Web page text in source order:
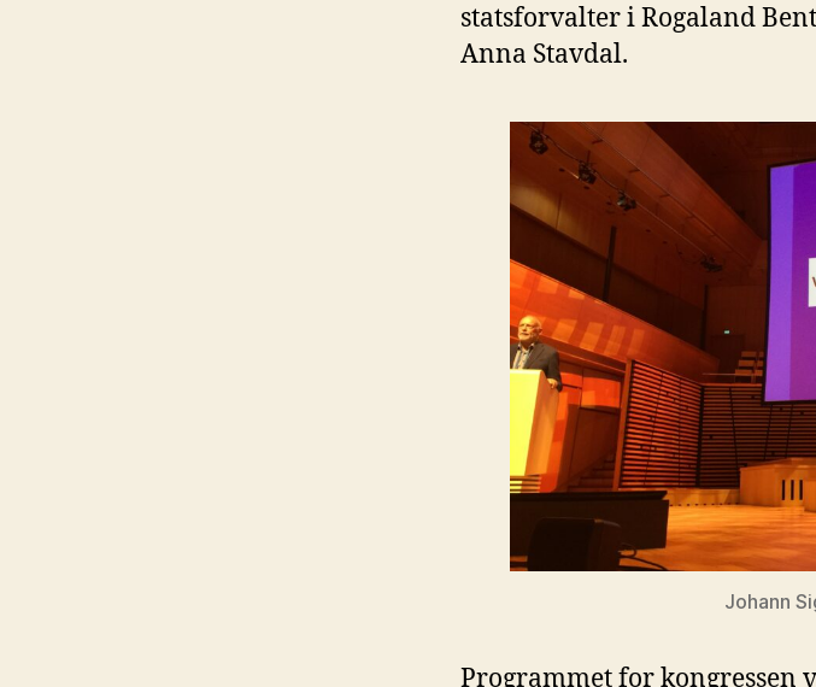
statsforvalter i Rogaland
Anna Stavdal.
Johann
Programmet for kongressen